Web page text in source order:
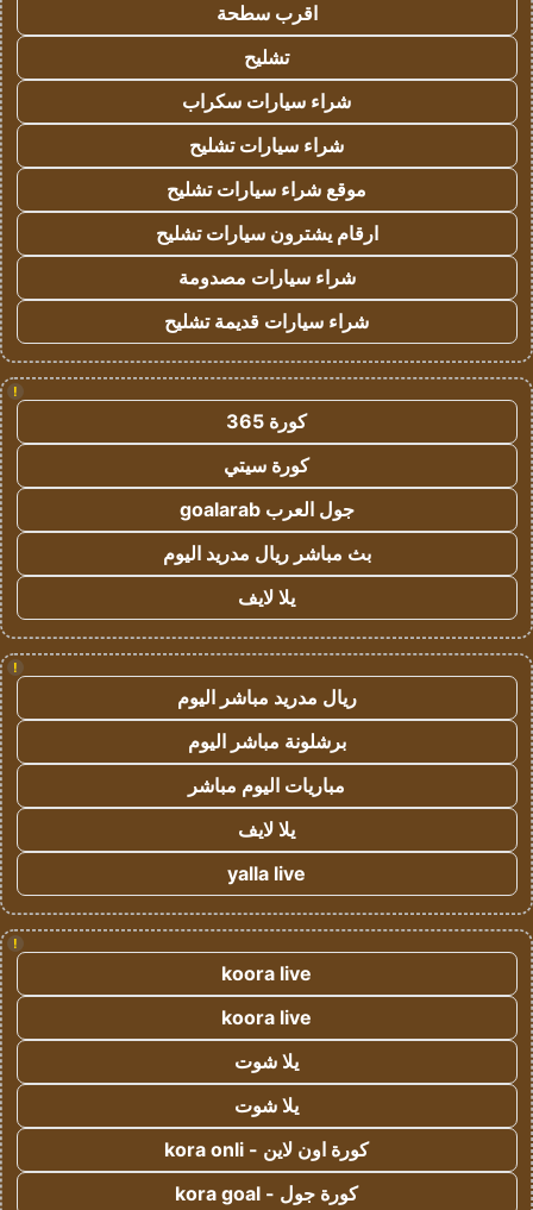
اقرب سطحة
تشليح
شراء سيارات سكراب
شراء سيارات تشليح
موقع شراء سيارات تشليح
ارقام يشترون سيارات تشليح
شراء سيارات مصدومة
شراء سيارات قديمة تشليح
!
كورة 365
كورة سيتي
جول العرب goalarab
بث مباشر ريال مدريد اليوم
يلا لايف
!
ريال مدريد مباشر اليوم
برشلونة مباشر اليوم
مباريات اليوم مباشر
يلا لايف
yalla live
!
koora live
koora live
يلا شوت
يلا شوت
كورة اون لاين - kora onli
كورة جول - kora goal